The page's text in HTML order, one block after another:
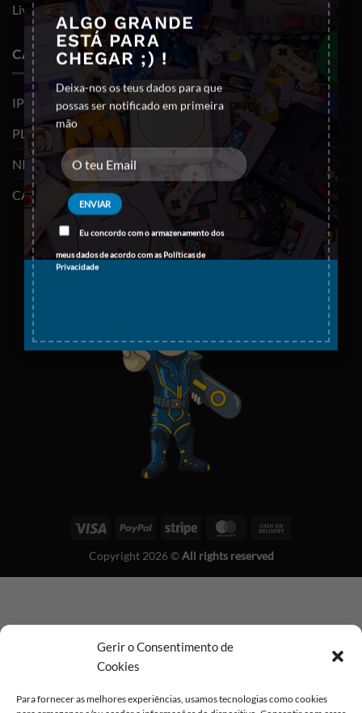
ALGO GRANDE
ESTÁ PARA
CHEGAR ;) !
Deixa-nos os teus dados para que
possas ser notificado em primeira
mão
Eu concordo com o armazenamento dos
meus dados de acordo com asPolíticas de
Privacidade
Gerir o Consentimento de
Cookies
Para fornecer as melhores experiências, usamos tecnologias como cookies
Livro de reclamações
CATEGORIAS
IPHONES (RECONDICIONADOS)
PLAYSTATION
NINTENDO SWITCH
CABOS E ADAPTADORES TYPE-C
Visa PayPal Stripe MasterCard
Copyright 2026 ©All rights reserved